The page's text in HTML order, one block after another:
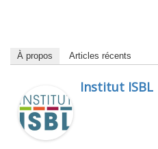
À propos Articles récents
Institut ISBL